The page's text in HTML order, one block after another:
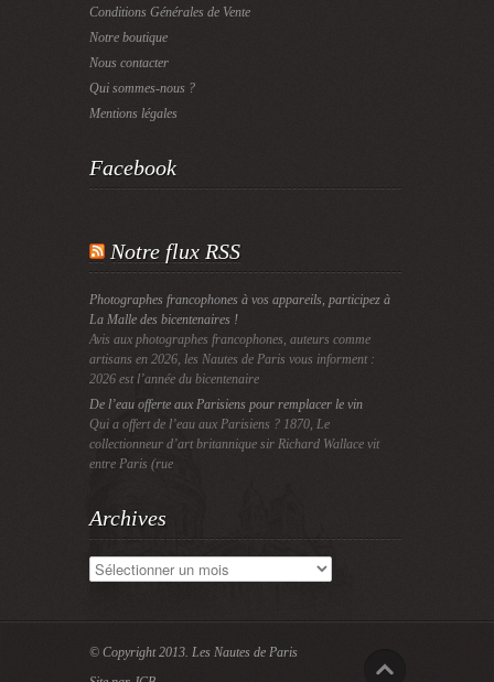
Conditions Générales de Vente
Notre boutique
Nous contacter
Qui sommes-nous ?
Mentions légales
Facebook
Notre flux RSS
Photographes francophones à vos appareils, participez à
La Malle des bicentenaires !
Avis aux photographes francophones, auteurs comme
artisans en 2026, les Nautes de Paris vous informent :
2026 est l’année du bicentenaire
De l’eau offerte aux Parisiens pour remplacer le vin
Qui a offert de l’eau aux Parisiens ? 1870, Le
collectionneur d’art britannique sir Richard Wallace vit
entre Paris (rue
Archives
Archives
© Copyright 2013. Les Nautes de Paris